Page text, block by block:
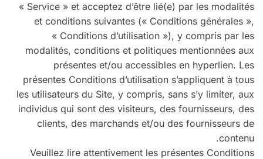
« Service » et acceptez d’être lié(e) par les modalités
et conditions suivantes (« Conditions générales »,
« Conditions d’utilisation »), y compris par les
modalités, conditions et politiques mentionnées aux
présentes et/ou accessibles en hyperlien. Les
présentes Conditions d’utilisation s’appliquent à tous
les utilisateurs du Site, y compris, sans s’y limiter, aux
individus qui sont des visiteurs, des fournisseurs, des
clients, des marchands et/ou des fournisseurs de
contenu.
Veuillez lire attentivement les présentes Conditions